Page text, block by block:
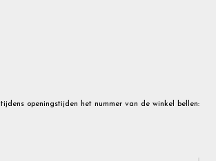
openingstijden het nummer van de winkel bellen: